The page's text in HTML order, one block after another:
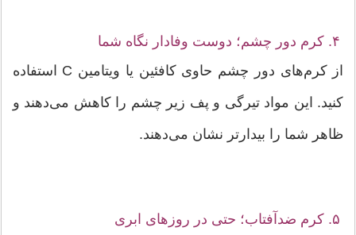
۴. کرم دور چشم؛ دوست وفادار نگاه شما
از کرم‌های دور چشم حاوی کافئین یا ویتامین C استفاده
کنید. این مواد تیرگی و پف زیر چشم را کاهش می‌دهند و
ظاهر شما را بیدارتر نشان می‌دهند.
۵. کرم ضدآفتاب؛ حتی در روزهای ابری